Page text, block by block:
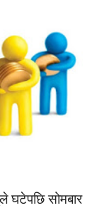
घटेपछि सोमबार